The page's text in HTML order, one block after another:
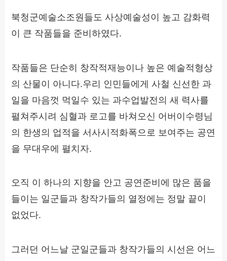
북청군예술소조원들도 사상예술성이 높고 감화력
이 큰 작품들을 준비하였다.
작품들은 단순히 창작적재능이나 높은 예술적형상
의 산물이 아니다.우리 인민들에게 사철 신선한 과
일을 마음껏 먹일수 있는 과수업발전의 새 력사를
펼쳐주시려 심혈과 로고를 바쳐오신 어버이수령님
의 한생의 업적을 서사시적화폭으로 보여주는 공연
을 무대우에 펼치자.
오직 이 하나의 지향을 안고 공연준비에 많은 품을
들이는 일군들과 창작가들의 열정에는 정말 끝이
없었다.
그러던 어느날 군일군들과 창작가들의 시선은 어느